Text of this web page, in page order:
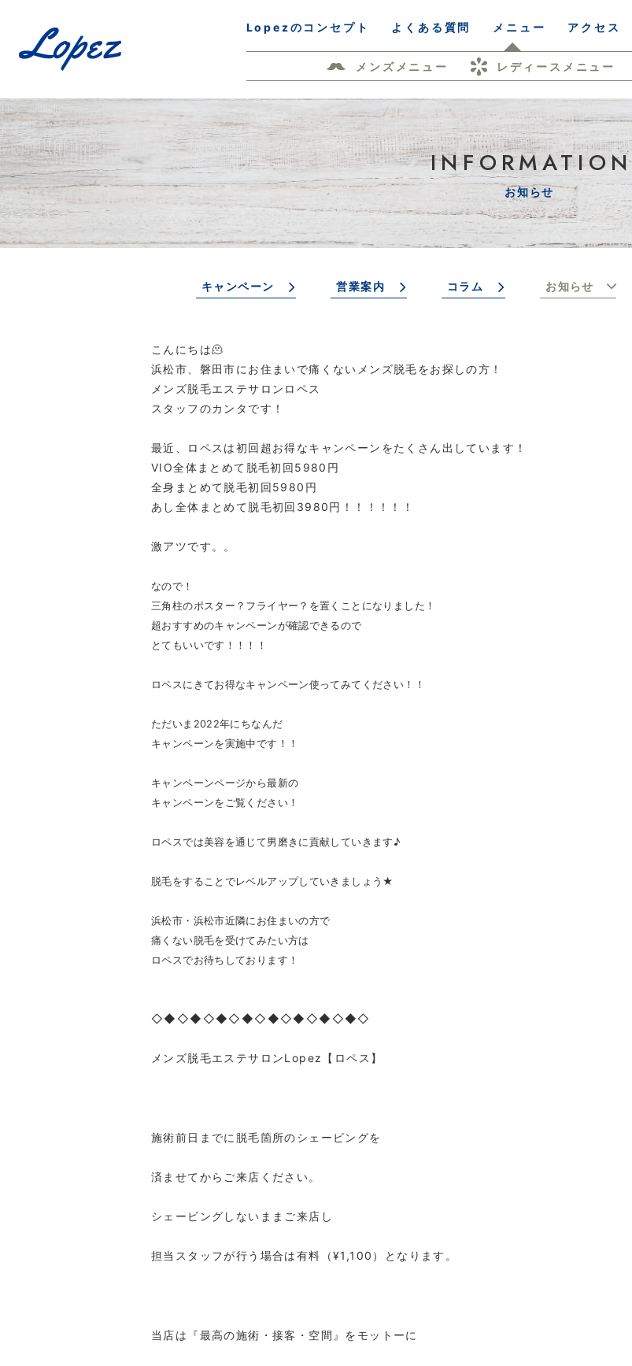
Lopezのコンセプト よくある質問 メニュー
メンズメニュー レディースメニュー
アクセス
INFORMATION
お知らせ
キャンペーン 営業案内 コラム お知らせ
こんにちは🫠
浜松市、磐田市にお住まいで痛くないメンズ脱毛をお探しの方！
メンズ脱毛エステサロンロペス
スタッフのカンタです！
最近、ロペスは初回超お得なキャンペーンをたくさん出しています！
VIO全体まとめて脱毛初回5980円
全身まとめて脱毛初回5980円
あし全体まとめて脱毛初回3980円！！！！！！
激アツです。。
なので！
三角柱のポスター？フライヤー？を置くことになりました！
超おすすめのキャンペーンが確認できるので
とてもいいです！！！！
ロペスにきてお得なキャンペーン使ってみてください！！
ただいま2022年にちなんだ
キャンペーンを実施中です！！
キャンペーンページから最新の
キャンペーンをご覧ください！
ロペスでは美容を通じて男磨きに貢献していきます♪
脱毛をすることでレベルアップしていきましょう★
浜松市・浜松市近隣にお住まいの方で
痛くない脱毛を受けてみたい方は
ロペスでお待ちしております！
◇◆◇◆◇◆◇◆◇◆◇◆◇◆◇◆◇
メンズ脱毛エステサロンLopez 【ロペス】
施術前日までに脱毛箇所のシェービングを
済ませてからご来店ください。
シェービングしないままご来店し
担当スタッフが行う場合は有料（¥1,100 ）となります。
当店は『最高の施術・接客・空間』をモットーに